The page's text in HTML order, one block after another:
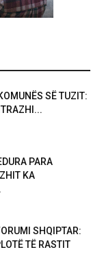
SË TUZIT:
PARA
KA
SHQIPTAR:
TË RASTIT